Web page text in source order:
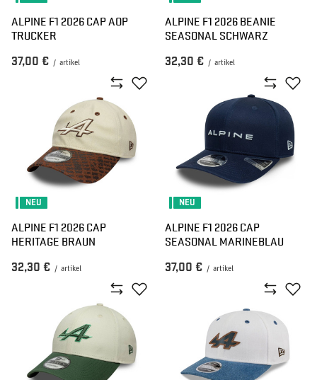
ALPINE F1 2026 CAP AOP
TRUCKER
37,00 € / artikel
ALPINE F1 2026 BEANIE
SEASONAL SCHWARZ
32,30 € / artikel
NEU
ALPINE F1 2026 CAP
HERITAGE BRAUN
32,30 € / artikel
NEU
ALPINE F1 2026 CAP
SEASONAL MARINEBLAU
37,00 € / artikel